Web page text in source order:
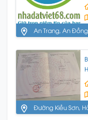
An Trang, An
Đường Kiều Sơn,